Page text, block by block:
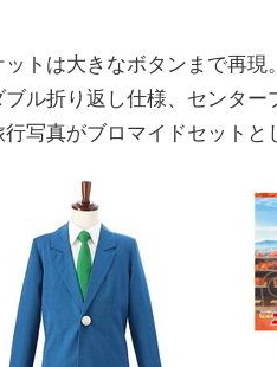
トは大きなボタンまで再
ル折り返し仕様、センタ
写真がブロマイドセットと